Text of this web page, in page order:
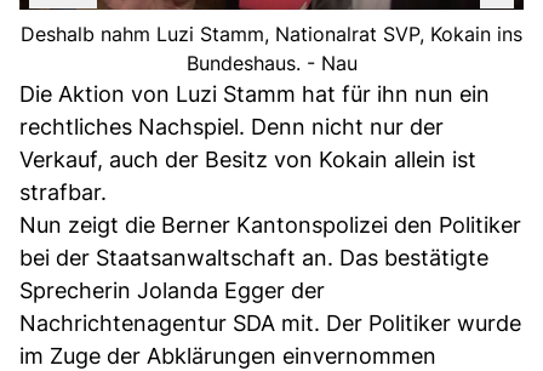
Deshalb nahm Luzi Stamm, Nationalrat SVP, Kokain ins
Bundeshaus. - Nau
Die Aktion von Luzi Stamm hat für ihn nun ein
rechtliches Nachspiel. Denn nicht nur der
Verkauf, auch der Besitz von Kokain allein ist
strafbar.
Nun zeigt die Berner Kantonspolizei den Politiker
bei der Staatsanwaltschaft an. Das bestätigte
Sprecherin Jolanda Egger der
Nachrichtenagentur SDA mit. Der Politiker wurde
im Zuge der Abklärungen einvernommen